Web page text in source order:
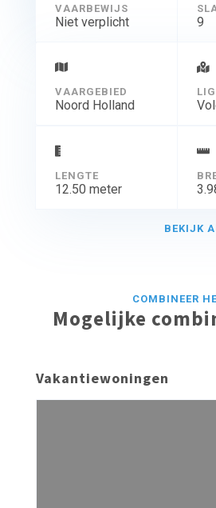
VAARBEWIJS
Niet verplicht 9
VAARGEBIED
Noord Holland
LENGTE
12.50 meter
BEKIJK
COMBINEER
Mogelijke
Vakantiewoningen